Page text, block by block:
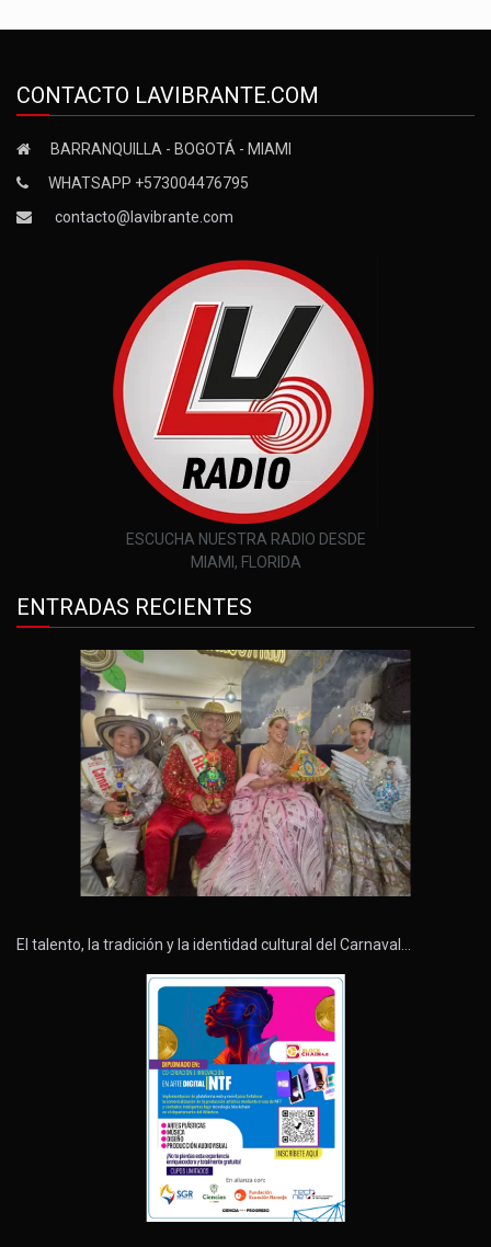
CONTACTO LAVIBRANTE.COM
BARRANQUILLA - BOGOTÁ - MIAMI
WHATSAPP +573004476795
contacto@lavibrante.com
ESCUCHA NUESTRA RADIO DESDE
MIAMI, FLORIDA
ENTRADAS RECIENTES
El talento, la tradición y la identidad cultural del Carnaval…